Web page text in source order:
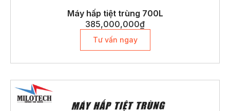
Máy hấp tiệt trùng 700L
385,000,000₫
Tư vấn ngay